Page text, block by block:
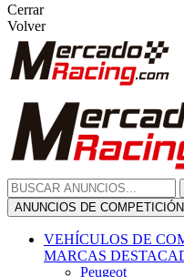
Cerrar
Volver
ANUNCIOS DE COMPETICIÓN
VEHÍCULOS DE
MARCAS
Peugeot